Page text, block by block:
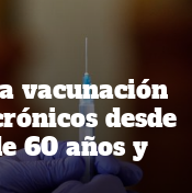
vacunación
desde
60 años y